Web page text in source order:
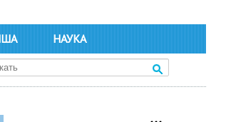
НАУКА